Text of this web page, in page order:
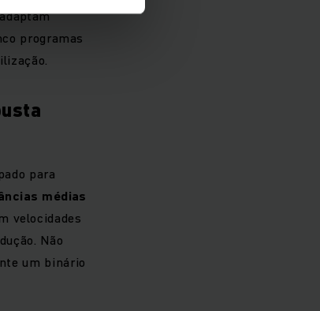
programas
para
médias
velocidades
Não
um binário